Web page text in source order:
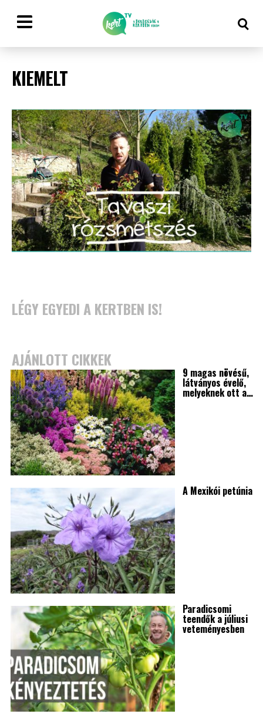
KIEMELT
LÉGY EGYEDI A KERTBEN IS!
AJÁNLOTT CIKKEK
9 magas növésű,
látványos évelő,
melyeknek ott a…
A Mexikói petúnia
Paradicsomi
teendők a júliusi
veteményesben